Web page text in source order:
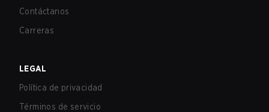
Contáctanos
Carreras
LEGAL
Política de privacidad
Términos de servicio